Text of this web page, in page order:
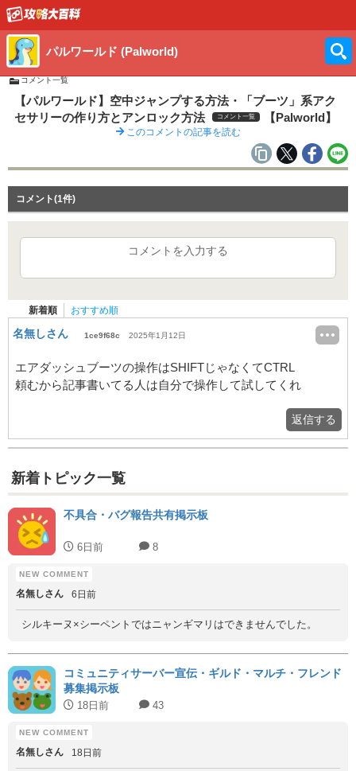
パルワールド (Palworld)
コメント一覧
【パルワールド】空中ジャンプする方法・「ブーツ」系アク
セサリーの作り方とアンロック方法
コメント一覧 【Palworld】
このコメントの記事を読む
コメント(1件)
コメントを入力する
新着順 おすすめ順
名無しさん 1ce9f68c 2025年1月12日
エアダッシュブーツの操作はSHIFTじゃなくてCTRL
頼むから記事書いてる人は自分で操作して試してくれ
返信する
新着トピック一覧
不具合・バグ報告共有掲示板
6日前 8
名無しさん 6日前
シルキーヌ×シーペントではニャンギマリはできませんでした。
コミュニティサーバー宣伝・ギルド・マルチ・フレンド
募集掲示板
18日前 43
名無しさん 18日前